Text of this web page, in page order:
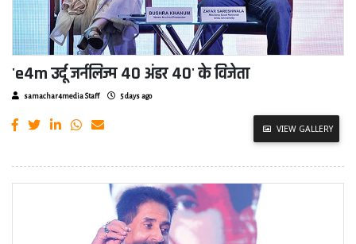
'e4m उर्दू जर्नलिज्म 40 अंडर 40' के विजेता
samachar4media Staff 5 days ago
VIEW GALLERY